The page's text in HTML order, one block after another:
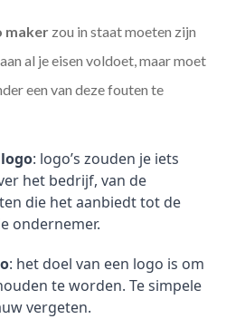
maker zou in staat moeten zijn
al je eisen voldoet, maar moet
een van deze fouten te
: logo’s zouden je iets
het bedrijf, van de
die het aanbiedt tot de
ondernemer.
: het doel van een logo is om
te worden. Te simpele
vergeten.